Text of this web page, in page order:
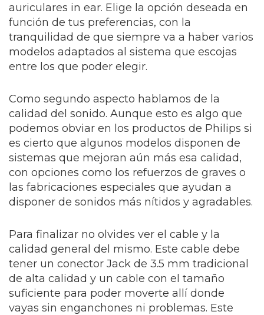
auriculares in ear. Elige la opción deseada en
función de tus preferencias, con la
tranquilidad de que siempre va a haber varios
modelos adaptados al sistema que escojas
entre los que poder elegir.
Como segundo aspecto hablamos de la
calidad del sonido. Aunque esto es algo que
podemos obviar en los productos de Philips si
es cierto que algunos modelos disponen de
sistemas que mejoran aún más esa calidad,
con opciones como los refuerzos de graves o
las fabricaciones especiales que ayudan a
disponer de sonidos más nítidos y agradables.
Para finalizar no olvides ver el cable y la
calidad general del mismo. Este cable debe
tener un conector Jack de 3.5 mm tradicional
de alta calidad y un cable con el tamaño
suficiente para poder moverte allí donde
vayas sin enganchones ni problemas. Este